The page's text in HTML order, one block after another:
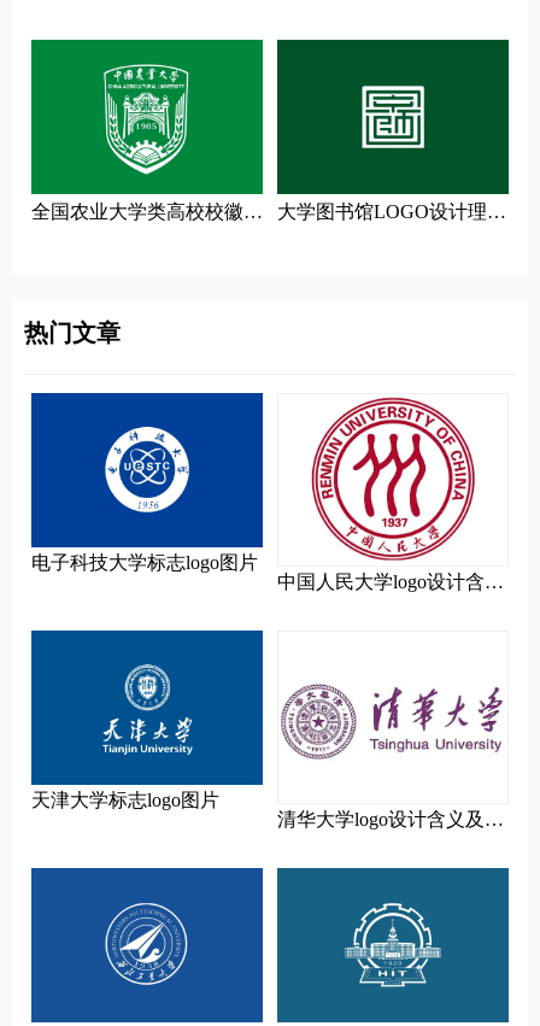
全国农业大学类高校校徽设
大学图书馆LOGO设计理念
热门文章
电子科技大学标志logo图片
中国人民大学logo设计含义
天津大学标志logo图片
清华大学logo设计含义及设